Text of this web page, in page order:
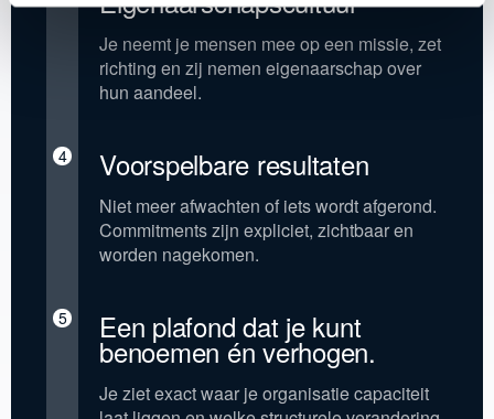
Je neemt je mensen mee op een missie, zet
richting en zij nemen eigenaarschap over
hun aandeel.
4 Voorspelbare resultaten
Niet meer afwachten of iets wordt afgerond.
Commitments zijn expliciet, zichtbaar en
worden nagekomen.
5 Een plafond dat je kunt
benoemen én verhogen.
Je ziet exact waar je organisatie capaciteit